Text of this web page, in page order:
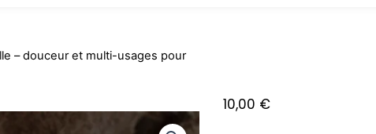
– douceur et multi-usages pour
10,00 €